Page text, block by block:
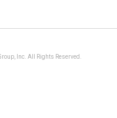
Inc. All Rights Reserved.